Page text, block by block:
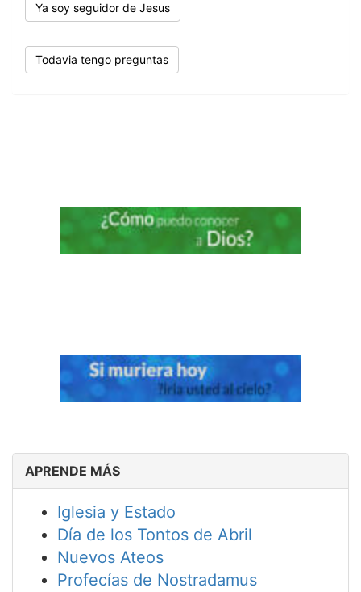
Ya soy seguidor de Jesus
Todavia tengo preguntas
APRENDE MÁS
Iglesia y Estado
Día de los Tontos de Abril
Nuevos Ateos
Profecías de Nostradamus